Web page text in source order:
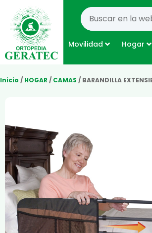
Movilidad Hogar
Inicio / HOGAR / CAMAS / BARANDILLA